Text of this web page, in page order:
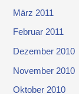
März 2011
Februar 2011
Dezember 2010
November 2010
Oktober 2010